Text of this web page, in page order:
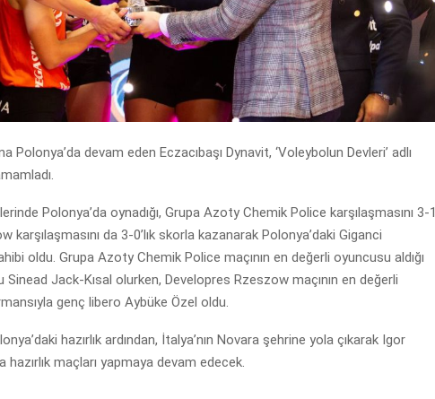
Polonya’da devam eden Eczacıbaşı Dynavit, ‘Voleybolun Devleri’ adlı
Polonya’da oynadığı, Grupa Azoty Chemik Police karşılaşmasını 3-1
karşılaşmasını da 3-0’lık skorla kazanarak Polonya’daki Giganci
oldu. Grupa Azoty Chemik Police maçının en değerli oyuncusu aldığı
Sinead Jack-Kısal olurken, Developres Rzeszow maçının en değerli
genç libero Aybüke Özel oldu.
hazırlık ardından, İtalya’nın Novara şehrine yola çıkarak Igor
hazırlık maçları yapmaya devam edecek.